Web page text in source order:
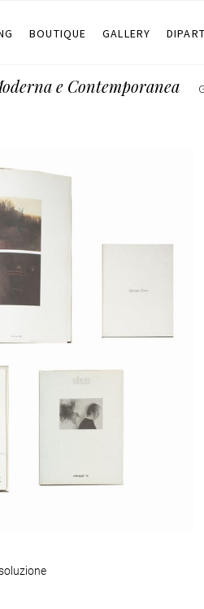
BOUTIQUE GALLERY
e Contemporanea